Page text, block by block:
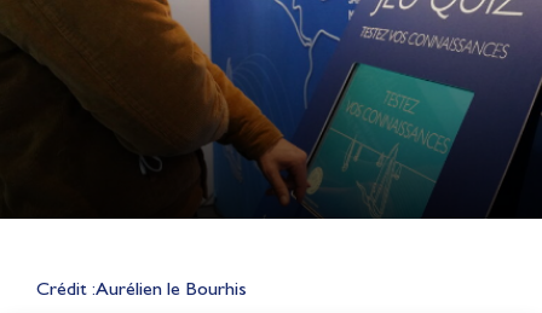
Crédit : Aurélien le Bourhis
Lauriane Nolot en or à Long
Jeux Olympiques 2028